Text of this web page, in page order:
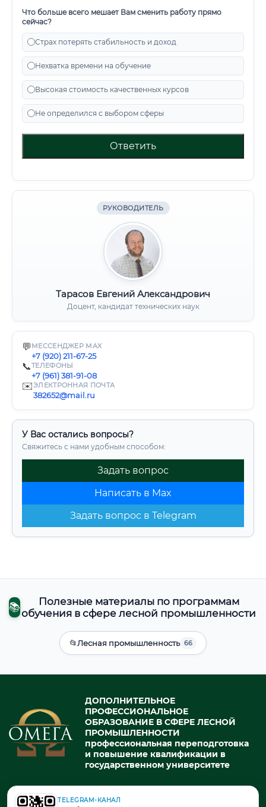
Что больше всего мешает Вам сменить работу прямо
сейчас?
Страх потерять стабильность и доход
Нехватка времени на обучение
Высокая стоимость качественных курсов
Не определился с выбором сферы
Ответить
РУКОВОДИТЕЛЬ
Тарасов Евгений Александрович
Доцент, кандидат технических наук
💬 МЕССЕНДЖЕР MAX
+7 (920) 211-67-25
📞ТЕЛЕФОНЫ
+7 (961) 381-91-08
✉️ЭЛЕКТРОННАЯ ПОЧТА
382652@mail.ru
У Вас остались вопросы?
Свяжитесь с нами удобным способом:
Задать вопрос
Написать в Max
Задать вопрос в Telegram
📚
Полезные материалы по программам
обучения в сфере лесной промышленности
📂Лесная промышленность 66
ДОПОЛНИТЕЛЬНОЕ
ПРОФЕССИОНАЛЬНОЕ
ОБРАЗОВАНИЕ В СФЕРЕ ЛЕСНОЙ
ПРОМЫШЛЕННОСТИ
профессиональная переподготовка
и повышение квалификации в
государственном университете
TELEGRAM-КАНАЛ